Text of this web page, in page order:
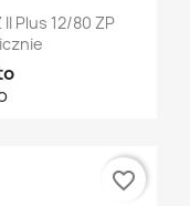
Plus 12/80 ZP
favorite_border